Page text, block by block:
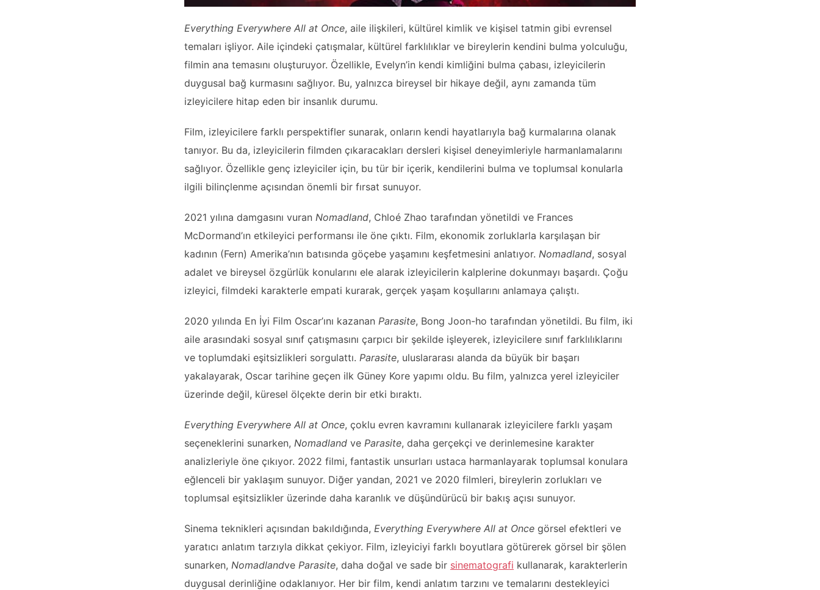
Everything Everywhere All at Once, aile ilişkileri, kültürel kimlik ve kişisel tatmin gibi evrensel
temaları işliyor. Aile içindeki çatışmalar, kültürel farklılıklar ve bireylerin kendini bulma yolculuğu,
filmin ana temasını oluşturuyor. Özellikle, Evelyn’in kendi kimliğini bulma çabası, izleyicilerin
duygusal bağ kurmasını sağlıyor. Bu, yalnızca bireysel bir hikaye değil, aynı zamanda tüm
izleyicilere hitap eden bir insanlık durumu.
Film, izleyicilere farklı perspektifler sunarak, onların kendi hayatlarıyla bağ kurmalarına olanak
tanıyor. Bu da, izleyicilerin filmden çıkaracakları dersleri kişisel deneyimleriyle harmanlamalarını
sağlıyor. Özellikle genç izleyiciler için, bu tür bir içerik, kendilerini bulma ve toplumsal konularla
ilgili bilinçlenme açısından önemli bir fırsat sunuyor.
2021 yılına damgasını vuran Nomadland, Chloé Zhao tarafından yönetildi ve Frances
McDormand’ın etkileyici performansı ile öne çıktı. Film, ekonomik zorluklarla karşılaşan bir
kadının (Fern) Amerika’nın batısında göçebe yaşamını keşfetmesini anlatıyor. Nomadland, sosyal
adalet ve bireysel özgürlük konularını ele alarak izleyicilerin kalplerine dokunmayı başardı. Çoğu
izleyici, filmdeki karakterle empati kurarak, gerçek yaşam koşullarını anlamaya çalıştı.
2020 yılında En İyi Film Oscar’ını kazanan Parasite, Bong Joon-ho tarafından yönetildi. Bu film, iki
aile arasındaki sosyal sınıf çatışmasını çarpıcı bir şekilde işleyerek, izleyicilere sınıf farklılıklarını
ve toplumdaki eşitsizlikleri sorgulattı. Parasite, uluslararası alanda da büyük bir başarı
yakalayarak, Oscar tarihine geçen ilk Güney Kore yapımı oldu. Bu film, yalnızca yerel izleyiciler
üzerinde değil, küresel ölçekte derin bir etki bıraktı.
Everything Everywhere All at Once, çoklu evren kavramını kullanarak izleyicilere farklı yaşam
seçeneklerini sunarken, Nomadland ve Parasite, daha gerçekçi ve derinlemesine karakter
analizleriyle öne çıkıyor. 2022 filmi, fantastik unsurları ustaca harmanlayarak toplumsal konulara
eğlenceli bir yaklaşım sunuyor. Diğer yandan, 2021 ve 2020 filmleri, bireylerin zorlukları ve
toplumsal eşitsizlikler üzerinde daha karanlık ve düşündürücü bir bakış açısı sunuyor.
Sinema teknikleri açısından bakıldığında, Everything Everywhere All at Once görsel efektleri ve
yaratıcı anlatım tarzıyla dikkat çekiyor. Film, izleyiciyi farklı boyutlara götürerek görsel bir şölen
sunarken, Nomadlandve Parasite, daha doğal ve sade bir sinematografi kullanarak, karakterlerin
duygusal derinliğine odaklanıyor. Her bir film, kendi anlatım tarzını ve temalarını destekleyici